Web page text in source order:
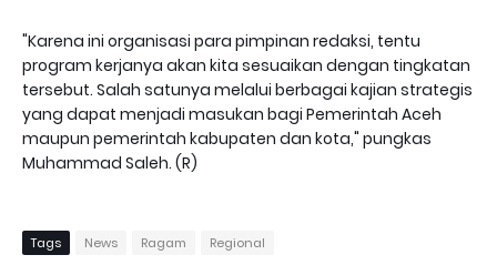
"Karena ini organisasi para pimpinan redaksi, tentu
program kerjanya akan kita sesuaikan dengan tingkatan
tersebut. Salah satunya melalui berbagai kajian strategis
yang dapat menjadi masukan bagi Pemerintah Aceh
maupun pemerintah kabupaten dan kota," pungkas
Muhammad Saleh. (R)
Tags News Ragam Regional